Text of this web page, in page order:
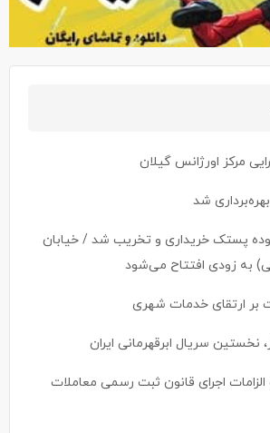
مرکز اورژانس گیلان
شد
پستک خریداری و تخریب شد / خیابان
بر ارتقای خدمات شهری
نخستین سریال ابرقهرمانی ایران
اجرای قانون ثبت رسمی معاملات